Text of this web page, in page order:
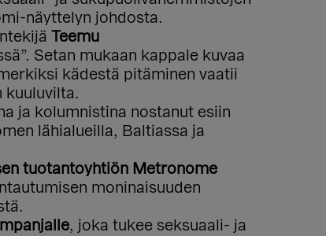
näyttelyn johdosta.
Teemu
Setan mukaan kappale kuvaa
kädestä pitäminen vaatii
kuuluvilta.
ja kolumnistina nostanut esiin
lähialueilla, Baltiassa ja
tuotantoyhtiön Metronome
moninaisuuden
, joka tukee seksuaali- ja